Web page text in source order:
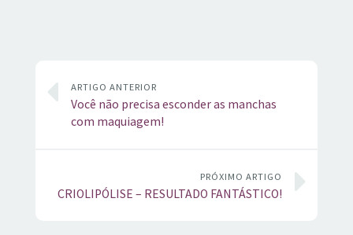
ARTIGO ANTERIOR
Você não precisa esconder as manchas
com maquiagem!
PRÓXIMO ARTIGO
CRIOLIPÓLISE – RESULTADO FANTÁSTICO!